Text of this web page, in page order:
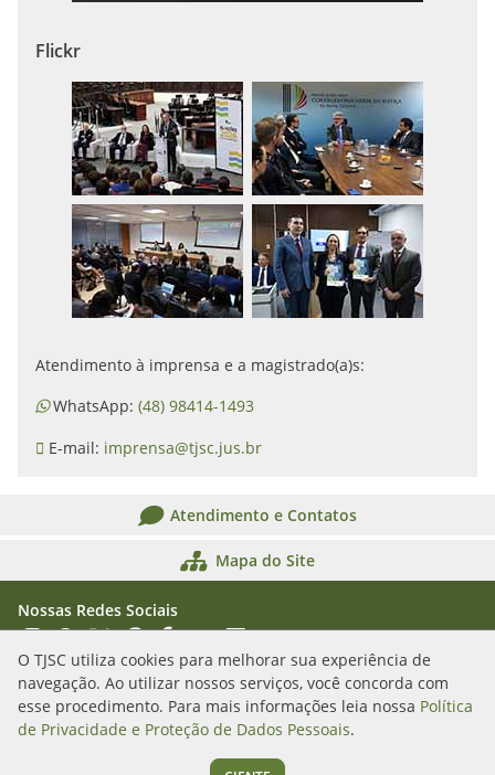
O TJSC utiliza cookies para melhorar sua experiência de
navegação. Ao utilizar nossos serviços, você concorda com
esse procedimento. Para mais informações leia nossa Política
de Privacidade e Proteção de Dados Pessoais.
Flickr
Atendimento à imprensa e a magistrado(a)s:
WhatsApp: (48) 98414-1493
E-mail: imprensa@tjsc.jus.br
Atendimento e Contatos
Mapa do Site
Nossas Redes Sociais
Acessar Instagram
Acessar WhatsApp
Acessar XAcessar Threads
Acessar Facebook
Acessar YouTube
Acessar Flickr
Acessar SoundCloud
Rua Álvaro Millen da Silveira, n. 208
Florianópolis/SC - CEP: 88020-901